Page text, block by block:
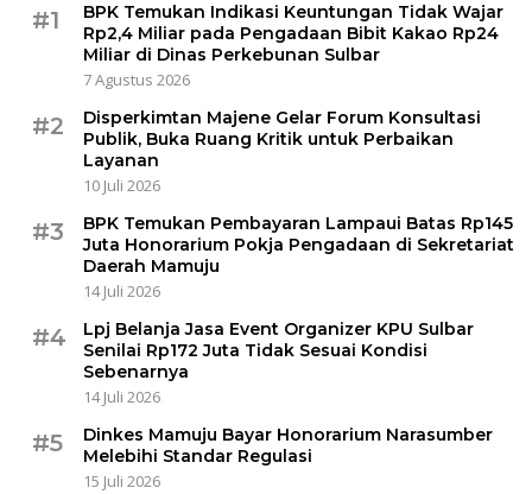
#1
BPK Temukan Indikasi Keuntungan Tidak Wajar
Rp2,4 Miliar pada Pengadaan Bibit Kakao Rp24
Miliar di Dinas Perkebunan Sulbar
7 Agustus 2026
#2
Disperkimtan Majene Gelar Forum Konsultasi
Publik, Buka Ruang Kritik untuk Perbaikan
Layanan
10 Juli 2026
#3
BPK Temukan Pembayaran Lampaui Batas Rp145
Juta Honorarium Pokja Pengadaan di Sekretariat
Daerah Mamuju
14 Juli 2026
#4
Lpj Belanja Jasa Event Organizer KPU Sulbar
Senilai Rp172 Juta Tidak Sesuai Kondisi
Sebenarnya
14 Juli 2026
#5
Dinkes Mamuju Bayar Honorarium Narasumber
Melebihi Standar Regulasi
15 Juli 2026